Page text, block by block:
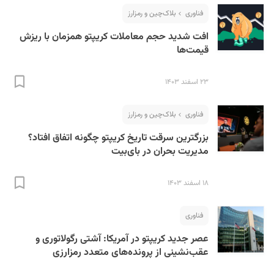
فناوری بلاک‌چین و رمزارز
افت شدید حجم معاملات کریپتو همزمان با ریزش
قیمت‌ها
۲۳ اسفند ۱۴۰۳
فناوری بلاک‌چین و رمزارز
بزرگترین سرقت تاریخ کریپتو چگونه اتفاق افتاد؟
مدیریت بحران در بای‌بیت
۱۸ اسفند ۱۴۰۳
فناوری
عصر جدید کریپتو در آمریکا: آشتی رگولاتوری و
عقب‌نشینی از پرونده‌های متعدد رمزارزی